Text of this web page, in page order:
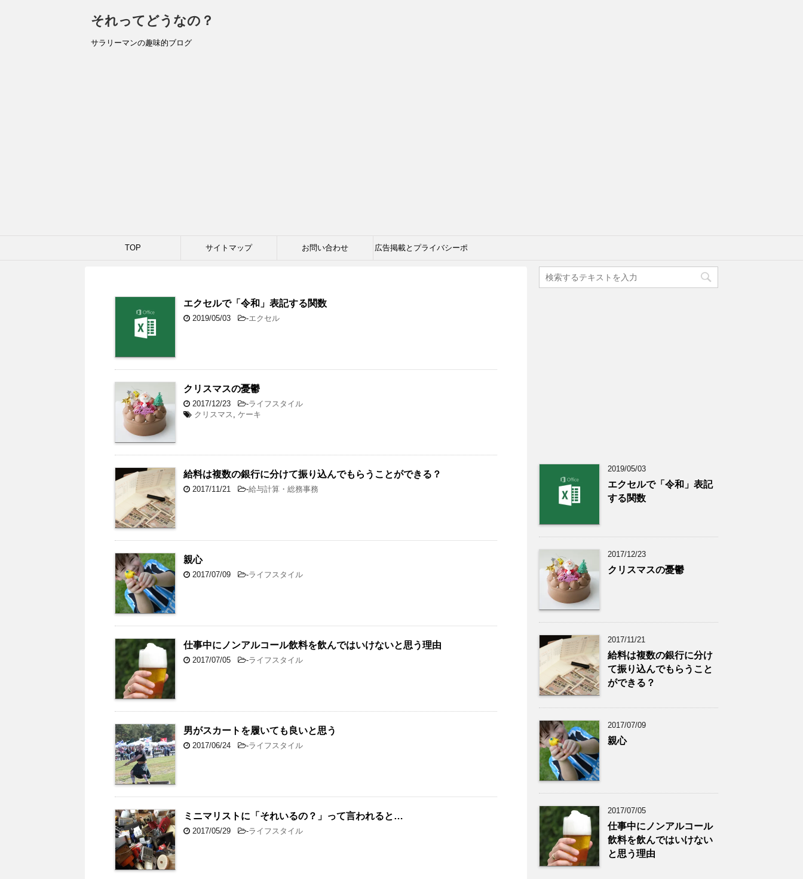
それってどうなの？
サラリーマンの趣味的ブログ
TOP サイトマップ お問い合わせ 広告掲載とプライバシーポ
エクセルで「令和」表記する関数
2019/05/03 -エクセル
クリスマスの憂鬱
2017/12/23 -ライフスタイル
クリスマス , ケーキ
給料は複数の銀行に分けて振り込んでもらうことができる？
2017/11/21 -給与計算・総務事務
親心
2017/07/09 -ライフスタイル
仕事中にノンアルコール飲料を飲んではいけないと思う理由
2017/07/05 -ライフスタイル
男がスカートを履いても良いと思う
2017/06/24 -ライフスタイル
ミニマリストに「それいるの？」って言われると…
2017/05/29 -ライフスタイル
2019/05/03
エクセルで「令和」表記
する関数
2017/12/23
クリスマスの憂鬱
2017/11/21
給料は複数の銀行に分け
て振り込んでもらうこと
ができる？
2017/07/09
親心
2017/07/05
仕事中にノンアルコール
飲料を飲んではいけない
と思う理由